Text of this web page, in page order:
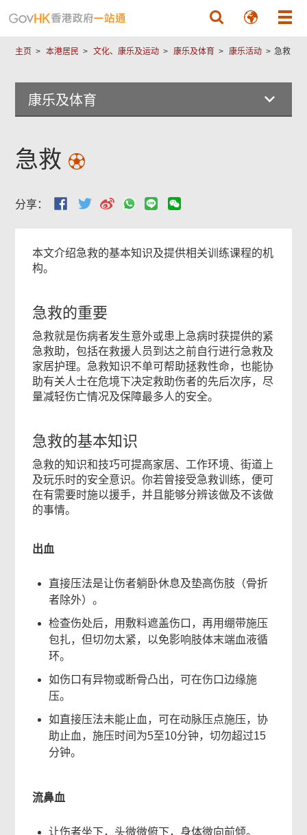
主页 本港居民 文化、康乐及运动 康乐及体育 康乐活动 急救
康乐及体育
急救
分享：
本文介绍急救的基本知识及提供相关训练课程的机
构。
急救的重要
急救就是伤病者发生意外或患上急病时获提供的紧
急救助，包括在救援人员到达之前自行进行急救及
家居护理。急救知识不单可帮助拯救性命，也能协
助有关人士在危境下决定救助伤者的先后次序，尽
量减轻伤亡情况及保障最多人的安全。
急救的基本知识
急救的知识和技巧可提高家居、工作环境、街道上
及玩乐时的安全意识。你若曾接受急救训练，便可
在有需要时施以援手，并且能够分辨该做及不该做
的事情。
出血
直接压法是让伤者躺卧休息及垫高伤肢（骨折
者除外）。
检查伤处后，用敷料遮盖伤口，再用绷带施压
包扎，但切勿太紧，以免影响肢体末端血液循
环。
如伤口有异物或断骨凸出，可在伤口边缘施
压。
如直接压法未能止血，可在动脉压点施压，协
助止血，施压时间为5至10分钟，切勿超过15
分钟。
流鼻血
让伤者坐下，头微微俯下，身体微向前倾。
相
容
常
政
格